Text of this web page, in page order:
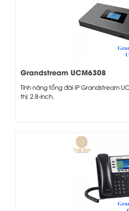
Grandstream UCM6308
Tính năng tổng đài IP Grandstream
thị: 2.8-inch.